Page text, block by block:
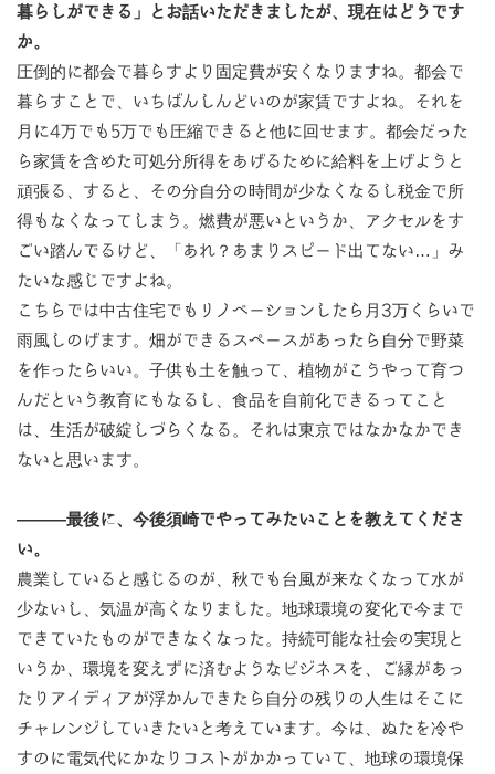
暮らしができる」とお話いただきましたが、現在はどうです
か。
圧倒的に都会で暮らすより固定費が安くなりますね。都会で
暮らすことで、いちばんしんどいのが家賃ですよね。それを
月に4万でも5万でも圧縮できると他に回せます。都会だった
ら家賃を含めた可処分所得をあげるために給料を上げようと
頑張る、すると、その分自分の時間が少なくなるし税金で所
得もなくなってしまう。燃費が悪いというか、アクセルをす
ごい踏んでるけど、「あれ？あまりスピード出てない…」み
たいな感じですよね。
こちらでは中古住宅でもリノベーションしたら月3万くらいで
雨風しのげます。畑ができるスペースがあったら自分で野菜
を作ったらいい。子供も土を触って、植物がこうやって育つ
んだという教育にもなるし、食品を自前化できるってこと
は、生活が破綻しづらくなる。それは東京ではなかなかでき
ないと思います。
―――最後に、今後須崎でやってみたいことを教えてくださ
い。
農業していると感じるのが、秋でも台風が来なくなって水が
少ないし、気温が高くなりました。地球環境の変化で今まで
できていたものができなくなった。持続可能な社会の実現と
いうか、環境を変えずに済むようなビジネスを、ご縁があっ
たりアイディアが浮かんできたら自分の残りの人生はそこに
チャレンジしていきたいと考えています。今は、ぬたを冷や
すのに電気代にかなりコストがかかっていて、地球の環境保